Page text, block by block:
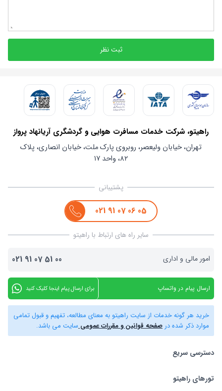
ثبت نظر
راهیتو، شرکت خدمات مسافرت هوایی و گردشگری آریانهاد پرواز
تهران، خیابان ولیعصر، روبروی پارک ملت، خیابان انصاری، پلاک
۸۲، واحد ۱۷
پشتیبانی
021 91 07 06 05
سایر راه های ارتباط با راهیتو
امور مالی و اداری 021 91 07 51 00
ارسال پیام در واتساپ برای ارسال پیام اینجا کلیک کنید
خرید هر گونه خدمات از سایت راهیتو به معنای مطالعه، تفهیم و قبول تمامی
موارد ذکر شده در صفحه قوانین و مقررات عمومیسایت می باشد.
دسترسی سریع
بلیط هواپیما
تورهای راهیتو